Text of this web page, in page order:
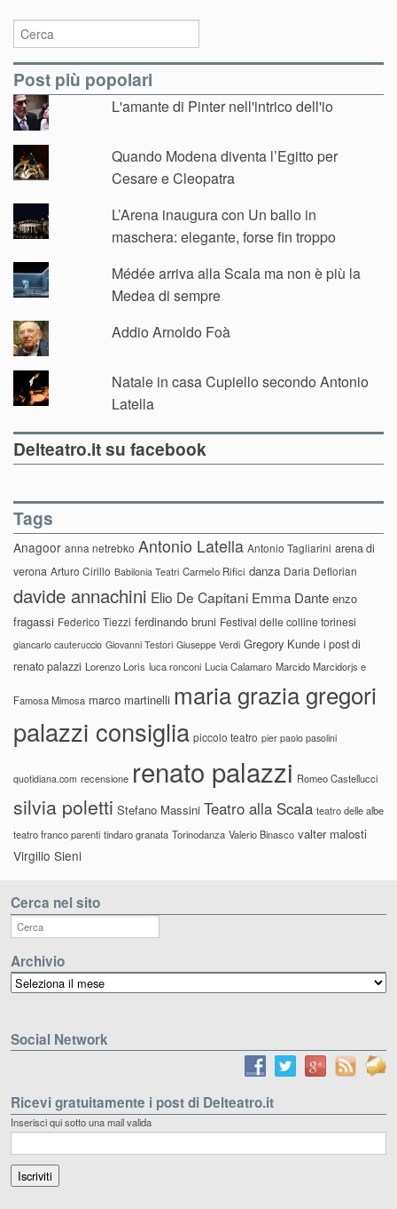
Post più popolari
L'amante di Pinter nell'intrico dell'io
Quando Modena diventa l’Egitto per
Cesare e Cleopatra
L’Arena inaugura con Un ballo in
maschera: elegante, forse fin troppo
Médée arriva alla Scala ma non è più la
Medea di sempre
Addio Arnoldo Foà
Natale in casa Cupiello secondo Antonio
Latella
Delteatro.it su facebook
Tags
Anagoor anna netrebko Antonio Latella Antonio Tagliarini arena di
verona Arturo Cirillo Babilonia Teatri Carmelo Rifici danza Daria Deflorian
davide annachini Elio De Capitani Emma Dante enzo
fragassi Federico Tiezzi ferdinando bruni Festival delle colline torinesi
giancarlo cauteruccio Giovanni Testori Giuseppe Verdi Gregory Kunde i post di
renato palazzi Lorenzo Loris luca ronconi Lucia Calamaro Marcido Marcidorjs e
Famosa Mimosa marco martinelli maria grazia gregori
palazzi consiglia piccolo teatro pier paolo pasolini
quotidiana.com recensione renato palazzi Romeo Castellucci
silvia poletti Stefano Massini Teatro alla Scala teatro delle albe
teatro franco parenti tindaro granata Torinodanza Valerio Binasco valter malosti
Virgilio Sieni
Cerca nel sito
Archivio
Archivio
Social Network
Ricevi gratuitamente i post di Delteatro.it
Inserisci qui sotto una mail valida